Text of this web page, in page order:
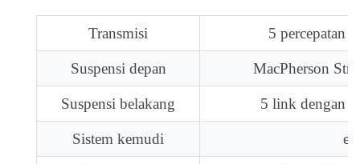
Transmisi 5 percepatan
Suspensi depan MacPherson
Suspensi belakang 5 link dengan
Sistem kemudi